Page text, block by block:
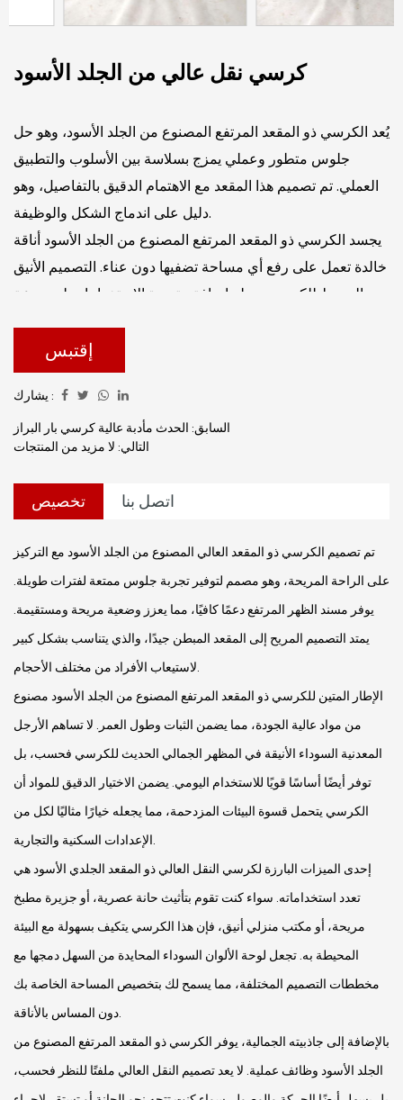
كرسي نقل عالي من الجلد الأسود
يُعد الكرسي ذو المقعد المرتفع المصنوع من الجلد الأسود، وهو حل
جلوس متطور وعملي يمزج بسلاسة بين الأسلوب والتطبيق
العملي. تم تصميم هذا المقعد مع الاهتمام الدقيق بالتفاصيل، وهو
دليل على اندماج الشكل والوظيفة.
يجسد الكرسي ذو المقعد المرتفع المصنوع من الجلد الأسود أناقة
خالدة تعمل على رفع أي مساحة تضفيها دون عناء. التصميم الأنيق
والبسيط للكرسي يجعله إضافة متعددة الاستخدامات لمجموعة
الكلاسيكية. ويكتمل جمالها البسيط بثراء التنجيد الجلدي الأسود،
الذي لا يضيف لمسة من الفخامة فحسب، بل يضمن أيضًا المتانة
وسهولة الصيانة.
إقتبس
يشارك :
السابق: الحدث مأدبة عالية كرسي بار البراز
التالي: لا مزيد من المنتجات
تخصيص اتصل بنا
تم تصميم الكرسي ذو المقعد العالي المصنوع من الجلد الأسود مع التركيز
على الراحة المريحة، وهو مصمم لتوفير تجربة جلوس ممتعة لفترات طويلة.
يوفر مسند الظهر المرتفع دعمًا كافيًا، مما يعزز وضعية مريحة ومستقيمة.
يمتد التصميم المريح إلى المقعد المبطن جيدًا، والذي يتناسب بشكل كبير
الإطار المتين للكرسي ذو المقعد المرتفع المصنوع من الجلد الأسود مصنوع
من مواد عالية الجودة، مما يضمن الثبات وطول العمر. لا تساهم الأرجل
المعدنية السوداء الأنيقة في المظهر الجمالي الحديث للكرسي فحسب، بل
توفر أيضًا أساسًا قويًا للاستخدام اليومي. يضمن الاختيار الدقيق للمواد أن
الكرسي يتحمل قسوة البيئات المزدحمة، مما يجعله خيارًا مثاليًا لكل من
إحدى الميزات البارزة لكرسي النقل العالي ذو المقعد الجلدي الأسود هي
تعدد استخداماته. سواء كنت تقوم بتأثيث حانة عصرية، أو جزيرة مطبخ
مريحة، أو مكتب منزلي أنيق، فإن هذا الكرسي يتكيف بسهولة مع البيئة
المحيطة به. تجعل لوحة الألوان السوداء المحايدة من السهل دمجها مع
مخططات التصميم المختلفة، مما يسمح لك بتخصيص المساحة الخاصة بك
بالإضافة إلى جاذبيته الجمالية، يوفر الكرسي ذو المقعد المرتفع المصنوع من
الجلد الأسود وظائف عملية. لا يعد تصميم النقل العالي ملفتًا للنظر فحسب،